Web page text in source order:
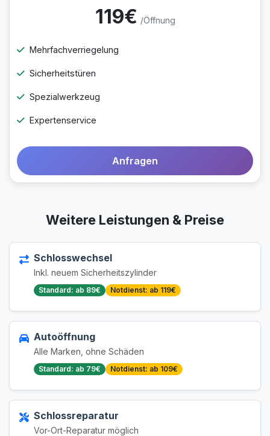
119€ /Öffnung
Mehrfachverriegelung
Sicherheitstüren
Spezialwerkzeug
Expertenservice
Anfragen
Weitere Leistungen & Preise
Schlosswechsel
Inkl. neuem Sicherheitszylinder
Standard: ab 89€ Notdienst: ab 119€
Autoöffnung
Alle Marken, ohne Schäden
Standard: ab 79€ Notdienst: ab 109€
Schlossreparatur
Vor-Ort-Reparatur möglich